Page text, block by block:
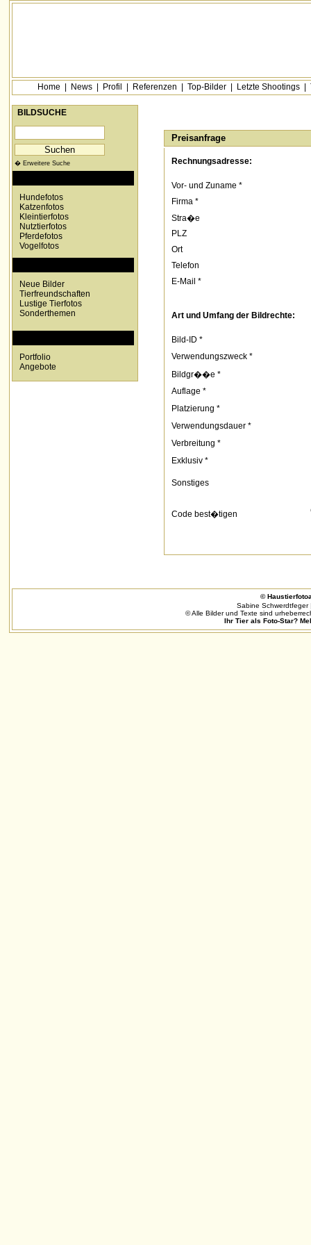
Home News Profil Referenzen Top-Bilder Letzte Shootings
BILDSUCHE
� Erweitere Suche
Hundefotos
Katzenfotos
Kleintierfotos
Nutztierfotos
Pferdefotos
Vogelfotos
Neue Bilder
Tierfreundschaften
Lustige Tierfotos
Sonderthemen
Portfolio
Angebote
Preisanfrage
Rechnungsadresse:
Vor- und Zuname *
Firma *
Stra�e
PLZ
Ort
Telefon
E-Mail *
Art und Umfang der Bildrechte:
Bild-ID *
Verwendungszweck *
Bildgr��e *
Auflage *
Platzierung *
Verwendungsdauer *
Verbreitung *
Exklusiv *
Sonstiges
Code best�tigen
©
Sabine Schwerdtfeger
© Alle Bilder und Texte sind
Ihr Tier als Foto-Star?